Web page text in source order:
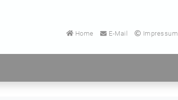
Home E-Mail Impressum